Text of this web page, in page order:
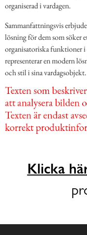
organiserad i vardagen.
Sammanfattningsvis
lösning för dem som söker
organisatoriska funktioner
representerar en modern
och stil i sina vardagsobjekt.
Klicka